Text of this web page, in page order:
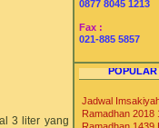
3 liter yang
0877 8045 1213
Fax :
021-885 5857
POPULAR
Jadwal
Ramadhan 2018